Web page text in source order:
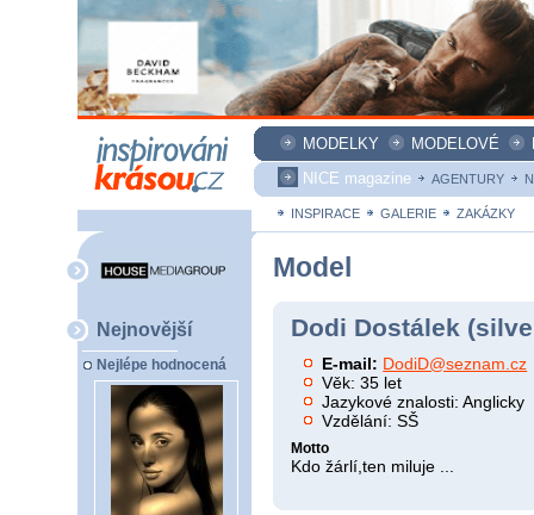
MODELKY MODELOVÉ
NICE magazine
AGENTURY
INSPIRACE GALERIE ZAKÁZKY
Nejnovější
Nejlépe hodnocená
Model
Dodi Dostálek
E-mail: DodiD@seznam.cz
Věk: 35 let
Jazykové znalosti: Anglicky
Vzdělání: SŠ
Motto
Kdo žárlí,ten miluje ...